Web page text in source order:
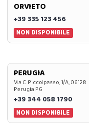
ORVIETO
+39 335 123 456
NON DISPONIBILE
PERUGIA
Via C. Piccolpasso, 1/A, 06128
Perugia PG
+39 344 058 1790
NON DISPONIBILE